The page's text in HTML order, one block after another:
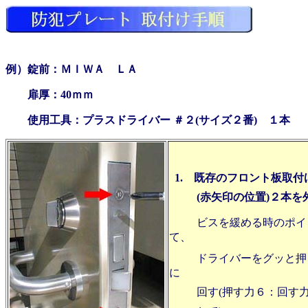
例）錠前：ＭＩＷＡ ＬＡ
扉厚：40ｍｍ
使用工具：プラスドライバー ＃２(サイズ２番) １本
1. 既存のフロント板取付
(赤矢印の位置)２本を
ビスを緩める時のポイ
て、
ドライバーをグッと押
に
回す(押す力６：回す力